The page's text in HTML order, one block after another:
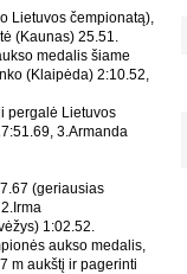
Lietuvos čempionatą),
(Kaunas) 25.51.
medalis šiame
(Klaipėda) 2:10.52,
pergalė Lietuvos
3.Armanda
(geriausias
1:02.52.
aukso medalis,
m aukštį ir pagerinti